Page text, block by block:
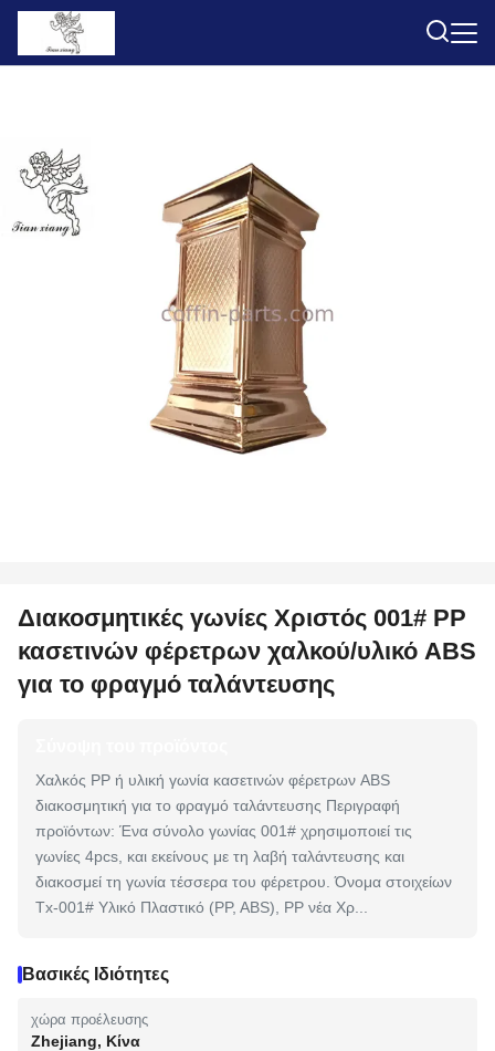
Διακοσμητικές γωνίες Χριστός 001# PP
κασετινών φέρετρων χαλκού/υλικό ABS
για το φραγμό ταλάντευσης
Χαλκός PP ή υλική γωνία κασετινών φέρετρων ABS
διακοσμητική για το φραγμό ταλάντευσης Περιγραφή
προϊόντων: Ένα σύνολο γωνίας 001# χρησιμοποιεί τις
γωνίες 4pcs, και εκείνους με τη λαβή ταλάντευσης και
διακοσμεί τη γωνία τέσσερα του φέρετρου. Όνομα στοιχείων
Tx-001# Υλικό Πλαστικό (PP, ABS), PP νέα Χρ...
Βασικές Ιδιότητες
χώρα προέλευσης
Zhejiang, Κίνα